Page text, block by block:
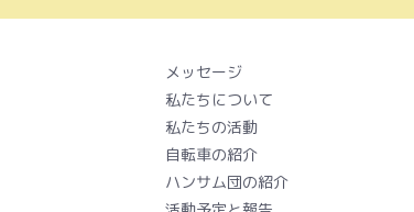
メッセージ
私たちについて
私たちの活動
自転車の紹介
ハンサム団の紹介